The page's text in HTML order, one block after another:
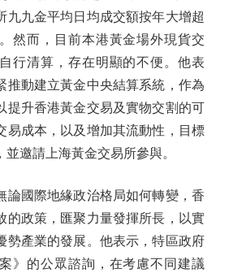
九九金平均日均成交額按年大增超
然而，目前本港黃金場外現貨交
行清算，存在明顯的不便。他表
推動建立黃金中央結算系統，作為
提升香港黃金交易及實物交割的可
易成本，以及增加其流動性，目標
邀請上海黃金交易所參與。
國際地緣政治格局如何轉變，香
的政策，匯聚力量發揮所長，以實
勢產業的發展。他表示，特區政府
》的公眾諮詢，在考慮不同建議